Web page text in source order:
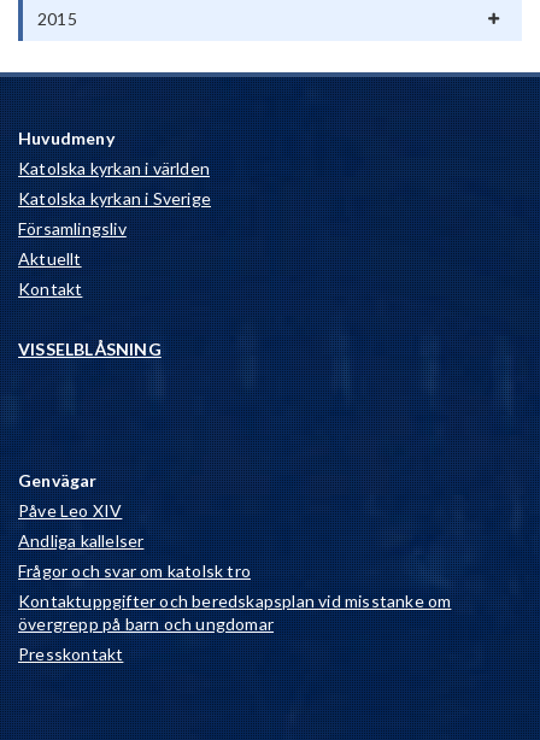
2015
Huvudmeny
Katolska kyrkan i världen
Katolska kyrkan i Sverige
Församlingsliv
Aktuellt
Kontakt
VISSELBLÅSNING
Genvägar
Påve Leo XIV
Andliga kallelser
Frågor och svar om katolsk tro
Kontaktuppgifter och beredskapsplan vid misstanke om
övergrepp på barn och ungdomar
Presskontakt